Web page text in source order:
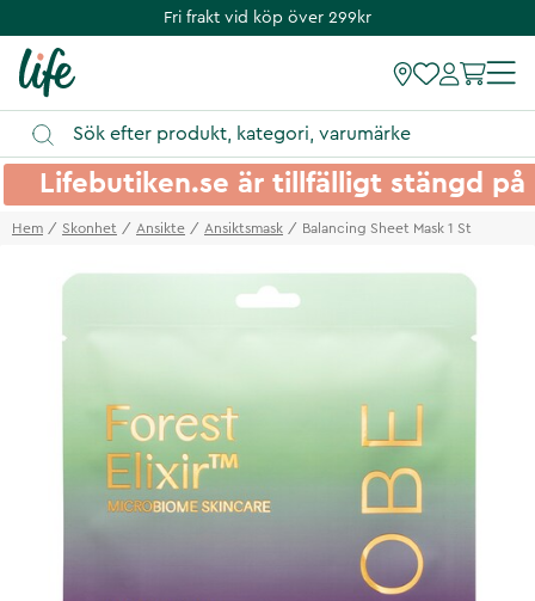
Fri frakt vid köp över 299kr
Lifebutiken.se är tillfälligt stängd
Hem Skonhet Ansikte Ansiktsmask Balancing Sheet Mask 1 St